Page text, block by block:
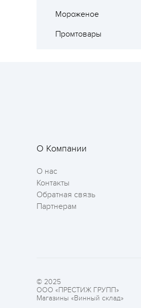
Мороженое
Промтовары
О Компании
О нас
Контакты
Обратная связь
Партнерам
© 2025
ООО «ПРЕСТИЖ ГРУПП»
Магазины «Винный склад»